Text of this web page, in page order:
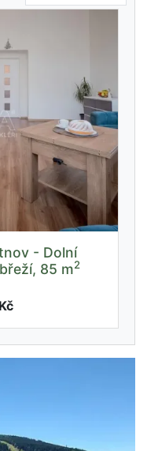
- Dolní
85 m2